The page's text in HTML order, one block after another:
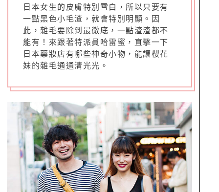
日本女生的皮膚特別雪白，所以只要有
一點黑色小毛渣，就會特別明顯。因
此，雜毛要除到最徹底，一點渣渣都不
能有！來跟著特派員哈雷蜜，直擊一下
日本藥妝店有哪些神奇小物，能讓櫻花
妹的雜毛通通清光光。